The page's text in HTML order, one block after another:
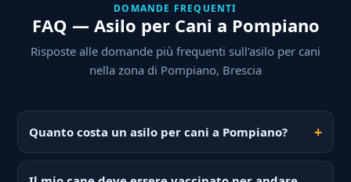
DOMANDE FREQUENTI
FAQ — Asilo per Cani a Pompiano
Risposte alle domande più frequenti sull'asilo per cani
nella zona di Pompiano, Brescia
Quanto costa un asilo per cani a Pompiano?